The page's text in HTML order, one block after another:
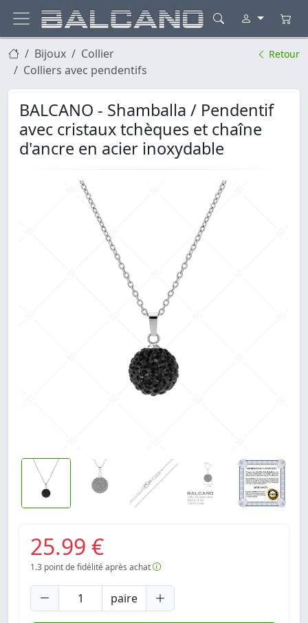
Bijoux
Collier
Colliers avec pendentifs
Retour
BALCANO - Shamballa / Pendentif
avec cristaux tchèques et chaîne
d'ancre en acier inoxydable
25.99 €
1.3 point de fidélité après achat
paire